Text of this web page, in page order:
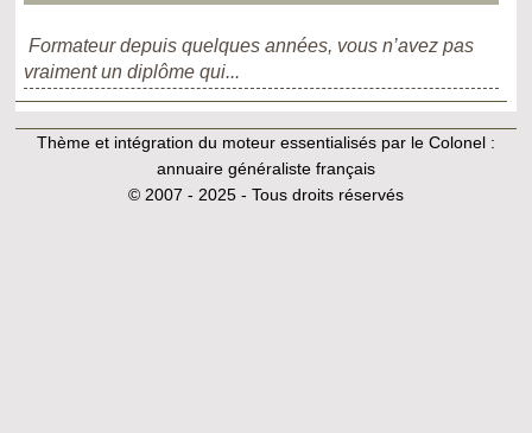
Formateur depuis quelques années, vous n’avez pas
vraiment un diplôme qui...
Thème et intégration du moteur essentialisés par le Colonel :
annuaire généraliste français
© 2007 - 2025 - Tous droits réservés